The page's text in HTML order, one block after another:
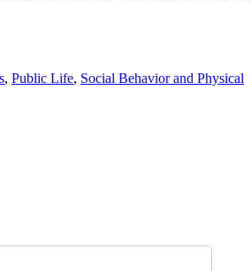
, Public Life, Social Behavior and Physical